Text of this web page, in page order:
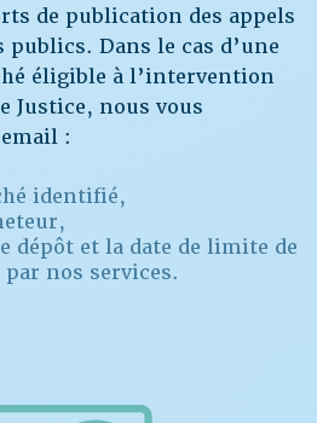
de publication des appels
publics. Dans le cas d’une
éligible à l’intervention
Justice, nous vous
:
identifié,
dépôt et la date de limite de
nos services.